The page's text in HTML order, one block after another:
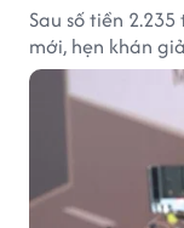
Sau số tiền
mới, hẹn khán